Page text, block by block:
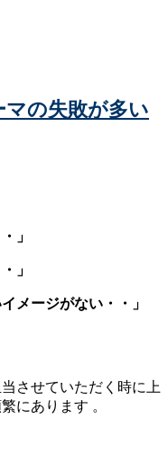
の失敗が多い
」
」
メージがない・・」
させていただく時に上
にあります 。